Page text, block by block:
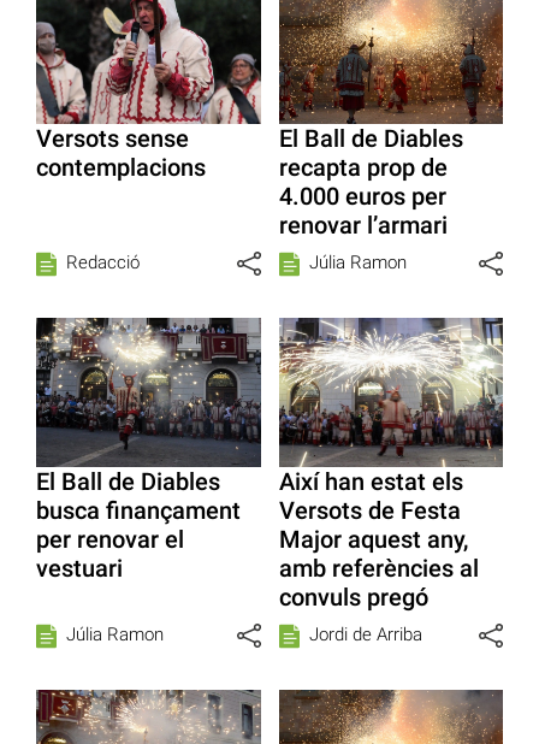
Versots sense
contemplacions
Redacció
El Ball de Diables
recapta prop de
4.000 euros per
renovar l’armari
Júlia Ramon
El Ball de Diables
busca finançament
per renovar el
vestuari
Júlia Ramon
Així han estat els
Versots de Festa
Major aquest any,
amb referències al
convuls pregó
Jordi de Arriba